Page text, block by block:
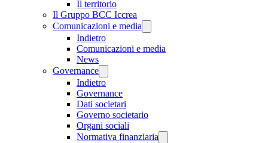
Il territorio
Il Gruppo BCC Iccrea
Comunicazioni e media
Indietro
Comunicazioni e media
News
Governance
Indietro
Governance
Dati societari
Governo societario
Organi sociali
Normativa finanziaria